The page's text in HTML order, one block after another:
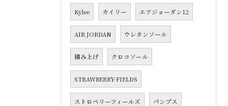
Kylee カイリー エアジョーダン12
AIR JORDAN ウレタンソール
積み上げ クロコソール
STRAWBERRY-FIELDS
ストロベリーフィールズ パンプス